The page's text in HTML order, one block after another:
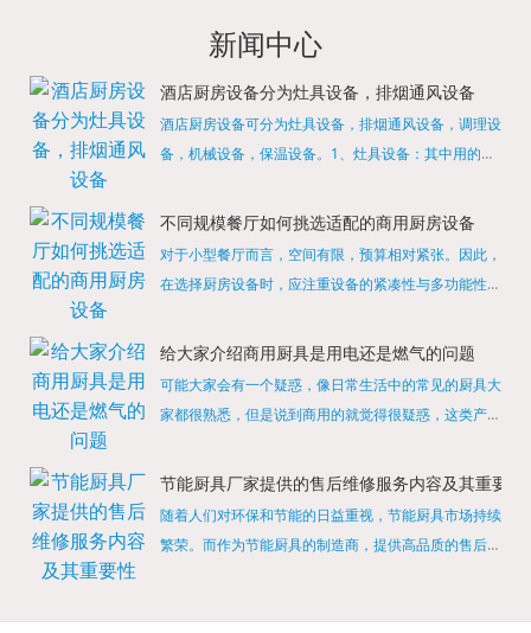
新闻中心
酒店厨房设备分为灶具设备，排烟通风设备
酒店厨房设备可分为灶具设备，排烟通风设备，调理设
备，机械设备，保温设备。1、灶具设备：其中用的较
缺少的，经过相关检测证明的合格设备才能进行使用，
不同规模餐厅如何挑选适配的商用厨房设备
对于小型餐厅而言，空间有限，预算相对紧张。因此，
在选择厨房设备时，应注重设备的紧凑性与多功能性。
烹饪设备，既能节省空间，又能满足多样化的烹饪需
给大家介绍商用厨具是用电还是燃气的问题
可能大家会有一个疑惑，像日常生活中的常见的厨具大
家都很熟悉，但是说到商用的就觉得很疑惑，这类产品
店用的就是商用的吗?还真别说，真被大家猜对了，这
节能厨具厂家提供的售后维修服务内容及其重要性
随着人们对环保和节能的日益重视，节能厨具市场持续
繁荣。而作为节能厨具的制造商，提供高品质的售后维